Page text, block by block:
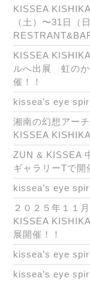
KISSEA
（土）〜31日
KISSEA
ルへ出展 虹の
催！！
kissea’s eye
湘南の幻想アー
KISSEA
ZUN & KISSEA
ギャラリーTで
kissea’s eye
２０２５年１１
KISSEA
展開催！！
kissea’s eye
kissea’s eye